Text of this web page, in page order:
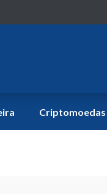
Criptomoedas